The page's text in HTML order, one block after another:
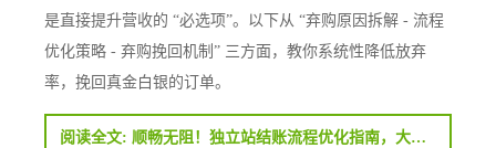
是直接提升营收的 “必选项”。以下从 “弃购原因拆解 - 流程
优化策略 - 弃购挽回机制” 三方面，教你系统性降低放弃
率，挽回真金白银的订单。
阅读全文: 顺畅无阻！独立站结账流程优化指南，大幅降低 70% 购物车放弃率